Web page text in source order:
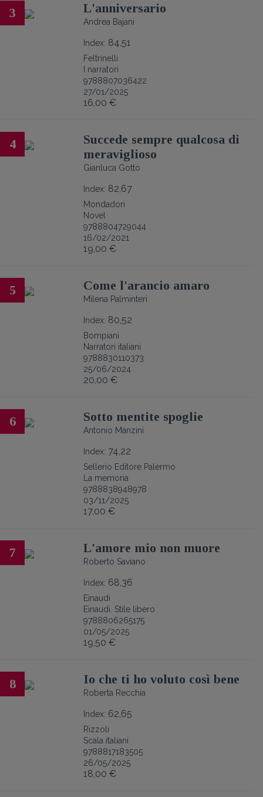
3 L'anniversario
Andrea Bajani
Index: 84,51
Feltrinelli
I narratori
9788807036422
27/01/2025
16,00 €
4
Succede sempre qualcosa di
meraviglioso
Gianluca Gotto
Index: 82,67
Mondadori
Novel
9788804729044
16/02/2021
19,00 €
5 Come l'arancio amaro
Milena Palminteri
Index: 80,52
Bompiani
Narratori italiani
9788830110373
25/06/2024
20,00 €
6 Sotto mentite spoglie
Antonio Manzini
Index: 74,22
Sellerio Editore Palermo
La memoria
9788838948978
03/11/2025
17,00 €
7 L'amore mio non muore
Roberto Saviano
Index: 68,36
Einaudi
Einaudi. Stile libero
9788806265175
01/05/2025
19,50 €
8 Io che ti ho voluto così bene
Roberta Recchia
Index: 62,65
Rizzoli
Scala italiani
9788817183505
26/05/2025
18,00 €